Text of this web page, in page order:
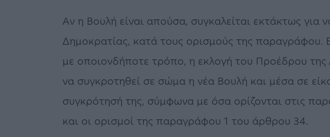
Αν η Βουλή είναι απούσα, συγκαλείται εκτάκτως για
Δημοκρατίας, κατά τους ορισμούς της παραγράφου.
με οποιονδήποτε τρόπο, η εκλογή του Προέδρου
να συγκροτηθεί σε σώμα η νέα Βουλή και μέσα σε
συγκρότησή της, σύμφωνα με όσα ορίζονται στις
και οι ορισμοί της παραγράφου 1 του άρθρου 34.